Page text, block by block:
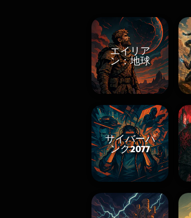
エイリア
ン：地球
サイバーパ
ンク2077